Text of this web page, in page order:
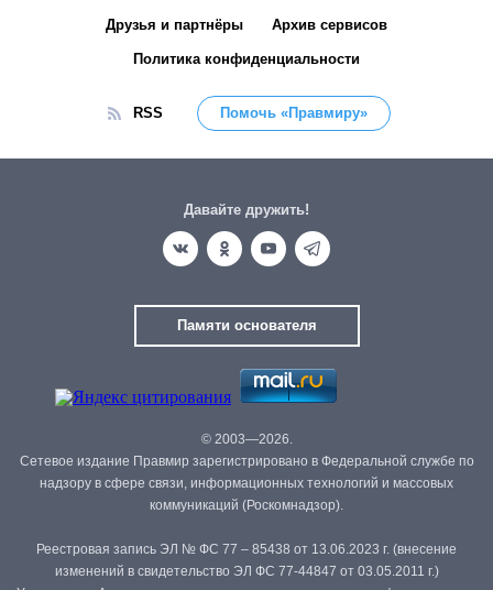
Друзья и партнёры Архив сервисов
Политика конфиденциальности
RSS Помочь «Правмиру»
Давайте дружить!
Памяти основателя
© 2003—2026.
Сетевое издание Правмир зарегистрировано в Федеральной службе по
надзору в сфере связи, информационных технологий и массовых
коммуникаций (Роскомнадзор).
Реестровая запись ЭЛ № ФС 77 – 85438 от 13.06.2023 г. (внесение
изменений в свидетельство ЭЛ ФС 77-44847 от 03.05.2011 г.)